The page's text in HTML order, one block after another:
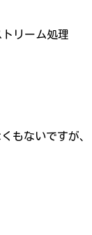
リーム処理
もないですが、